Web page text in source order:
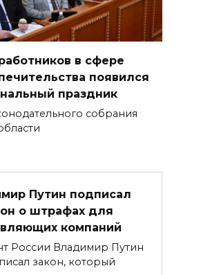
в сфере
появился
праздник
собрания
Путин подписал
о штрафах для
компаний
России Владимир Путин
закон, который